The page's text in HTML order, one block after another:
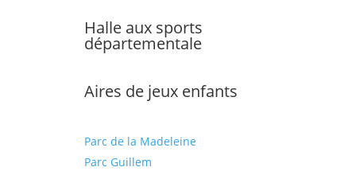
Halle aux sports
départementale
Aires de jeux enfants
Parc de la Madeleine
Parc Guillem